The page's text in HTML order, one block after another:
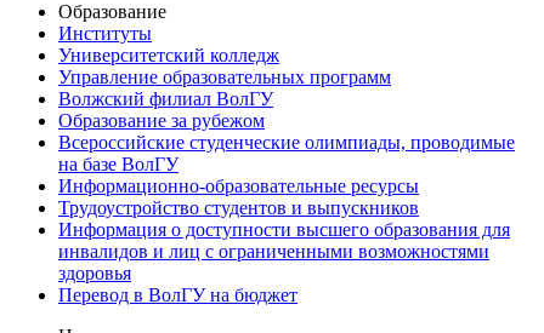
Образование
Институты
Университетский колледж
Управление образовательных программ
Волжский филиал ВолГУ
Образование за рубежом
Всероссийские студенческие олимпиады, проводимые
на базе ВолГУ
Информационно-образовательные ресурсы
Трудоустройство студентов и выпускников
Информация о доступности высшего образования для
инвалидов и лиц с ограниченными возможностями
здоровья
Перевод в ВолГУ на бюджет